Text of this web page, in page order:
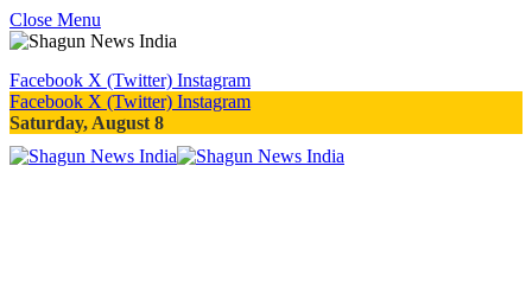
Close Menu
Facebook X (Twitter) Instagram
Facebook X (Twitter) Instagram
Saturday, August 8